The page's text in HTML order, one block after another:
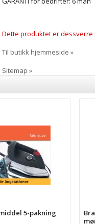
Dette produktet er
Til butikk hjemmeside »
Sitemap »
5-pakning